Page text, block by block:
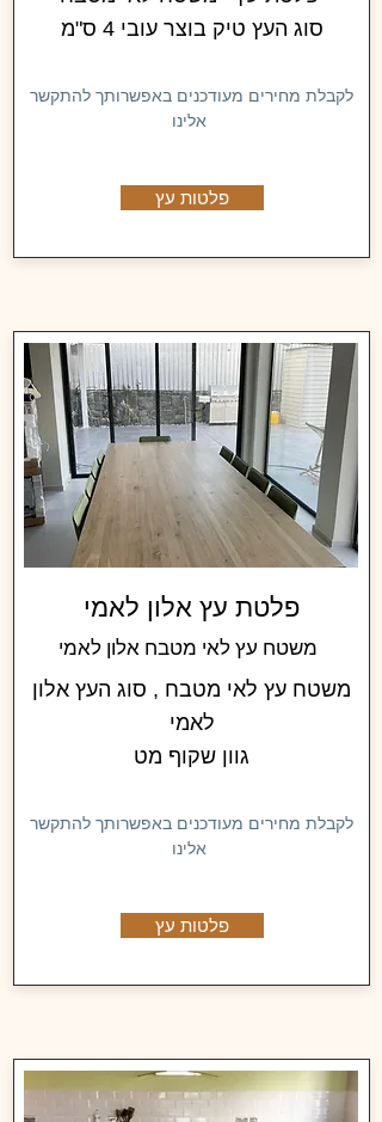
סוג העץ טיק בוצר עובי 4 ס"מ
לקבלת מחירים מעודכנים באפשרותך להתקשר
אלינו
פלטות עץ
פלטת עץ אלון לאמי
משטח עץ לאי מטבח אלון לאמי
משטח עץ לאי מטבח , סוג העץ אלון
לאמי
גוון שקוף מט
לקבלת מחירים מעודכנים באפשרותך להתקשר
אלינו
פלטות עץ